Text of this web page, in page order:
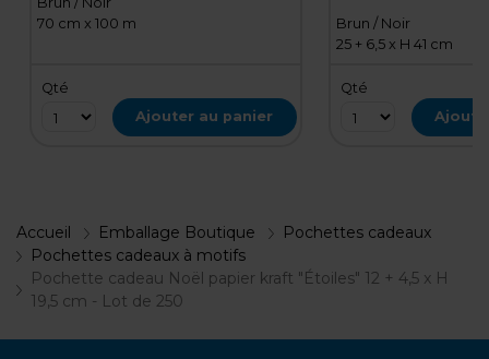
70 cm x 100 m
Qté
Ajouter au panier
Brun / Noir
25 + 6,5 x H 41 cm
Qté
Accueil Emballage Boutique
Pochettes cadeaux
Pochettes cadeaux à motifs
Pochette cadeau Noël papier kraft "Étoiles" 12 + 4,5 x H
19,5 cm - Lot de 250